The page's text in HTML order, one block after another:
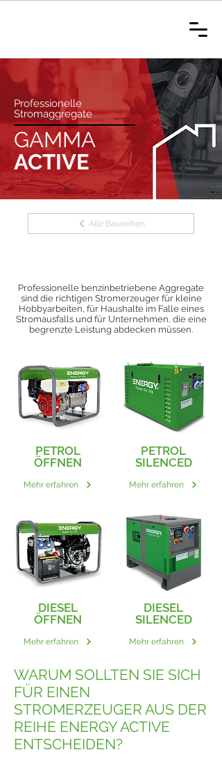
Professionelle
Stromaggregate
GAMMA
ACTIVE
Alle Baureihen
Professionelle benzinbetriebene Aggregate
sind die richtigen Stromerzeuger für kleine
Hobbyarbeiten, für Haushalte im Falle eines
Stromausfalls und für Unternehmen, die eine
begrenzte Leistung abdecken müssen.
PETROL
ÖFFNEN
Mehr erfahren
DIESEL
ÖFFNEN
Mehr erfahren
PETROL
SILENCED
Mehr erfahren
DIESEL
SILENCED
Mehr erfahren
WARUM SOLLTEN SIE SICH
FÜR EINEN
STROMERZEUGER AUS DER
REIHE ENERGY ACTIVE
ENTSCHEIDEN?